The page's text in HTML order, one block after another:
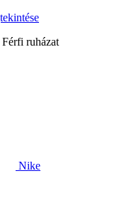
Férfi ruházat
Nike